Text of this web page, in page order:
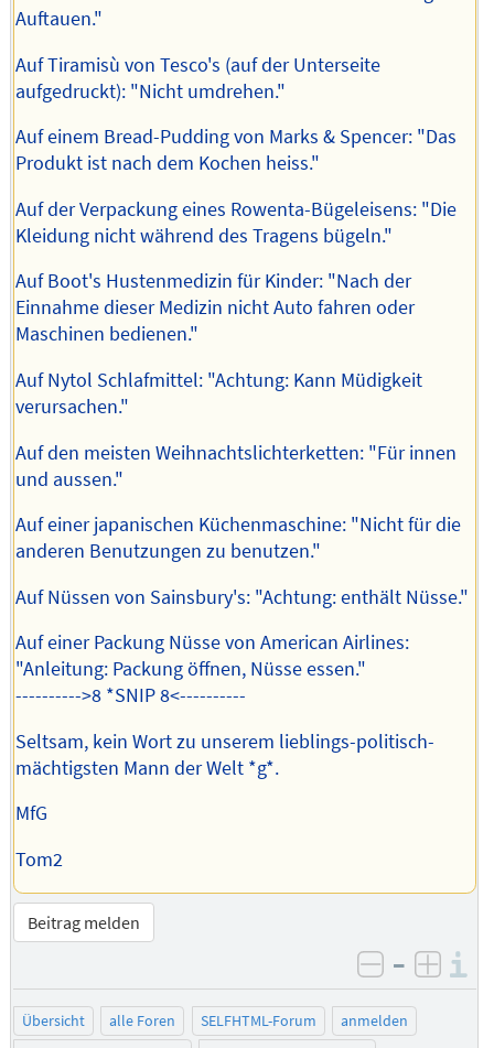
Auftauen."
Auf Tiramisù von Tesco's (auf der Unterseite
aufgedruckt): "Nicht umdrehen."
Auf einem Bread-Pudding von Marks & Spencer: "Das
Produkt ist nach dem Kochen heiss."
Auf der Verpackung eines Rowenta-Bügeleisens: "Die
Kleidung nicht während des Tragens bügeln."
Auf Boot's Hustenmedizin für Kinder: "Nach der
Einnahme dieser Medizin nicht Auto fahren oder
Maschinen bedienen."
Auf Nytol Schlafmittel: "Achtung: Kann Müdigkeit
verursachen."
Auf den meisten Weihnachtslichterketten: "Für innen
und aussen."
Auf einer japanischen Küchenmaschine: "Nicht für die
anderen Benutzungen zu benutzen."
Auf Nüssen von Sainsbury's: "Achtung: enthält Nüsse."
Auf einer Packung Nüsse von American Airlines:
"Anleitung: Packung öffnen, Nüsse essen."
---------->8 *SNIP 8<----------
Seltsam, kein Wort zu unserem lieblings-politisch-
mächtigsten Mann der Welt *g*.
MfG
Tom2
Beitrag melden
negativ
–
Übersicht alle Foren SELFHTML-Forum
anmelden